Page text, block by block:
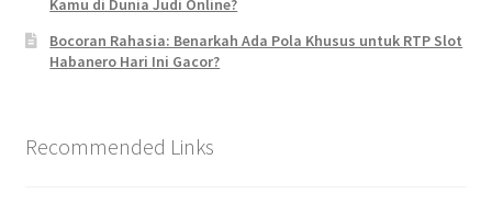
Kamu di Dunia Judi Online?
Bocoran Rahasia: Benarkah Ada Pola Khusus untuk RTP Slot
Habanero Hari Ini Gacor?
Recommended Links